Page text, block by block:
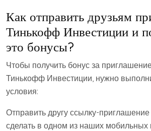
Как отправить друзьям
Тинькофф Инвестиции и
это бонусы?
Чтобы получить бонус за
Тинькофф Инвестиции, нужно
условия:
Отправить другу ссылку-
сделать в одном из наших мобильных